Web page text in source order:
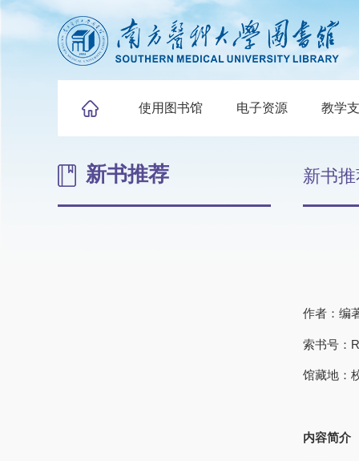
使用图书馆 电子资源 教学
新书推荐 新书
作者：编
索书号：
馆藏地：
内容简介